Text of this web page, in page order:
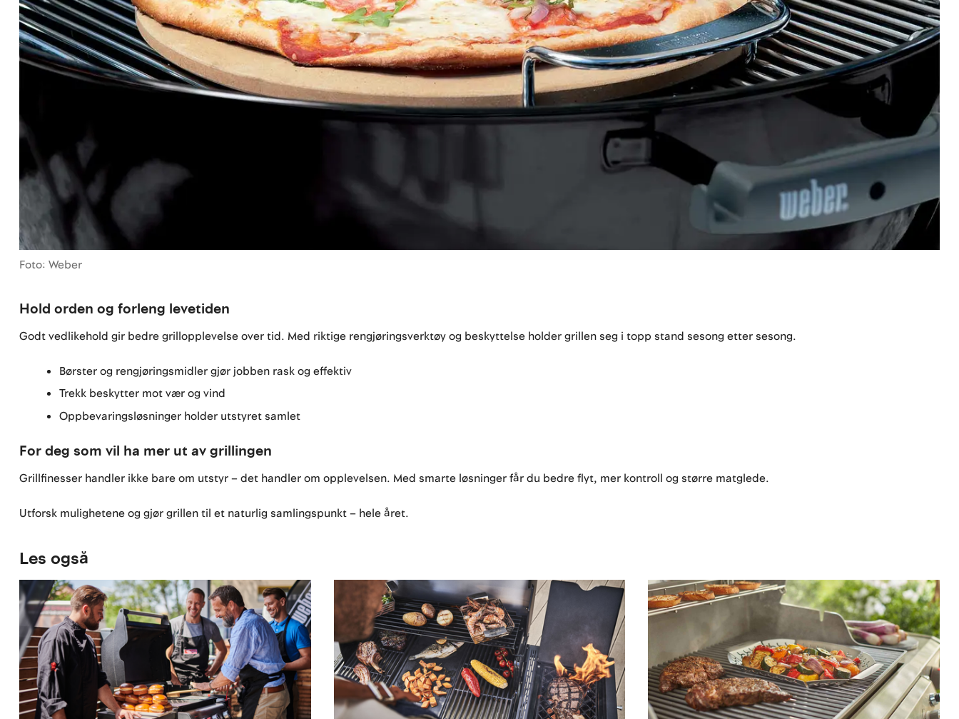
Foto: Weber
Hold orden og forleng levetiden
Godt vedlikehold gir bedre grillopplevelse over tid. Med riktige rengjøringsverktøy og beskyttelse holder grillen seg i topp stand sesong etter sesong.
Børster og rengjøringsmidler gjør jobben rask og effektiv
Trekk beskytter mot vær og vind
Oppbevaringsløsninger holder utstyret samlet
For deg som vil ha mer ut av grillingen
Grillfinesser handler ikke bare om utstyr – det handler om opplevelsen. Med smarte løsninger får du bedre flyt, mer kontroll og større matglede.
Utforsk mulighetene og gjør grillen til et naturlig samlingspunkt – hele året.
Les også